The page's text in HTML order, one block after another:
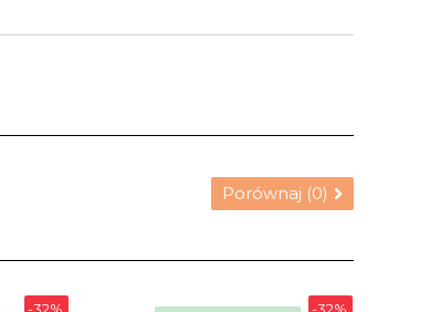
Porównaj (0)